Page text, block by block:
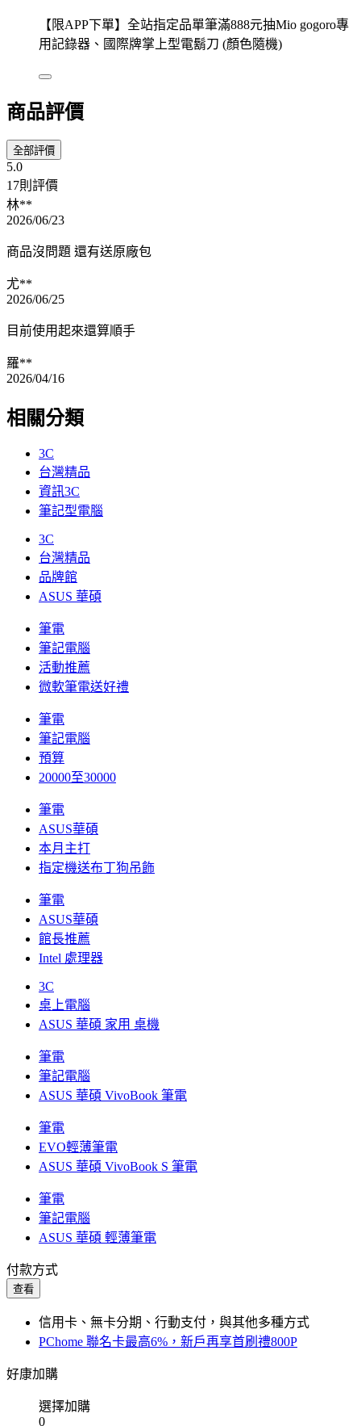
【限APP下單】全站指定品單筆滿888元抽Mio gogoro專
用記錄器、國際牌掌上型電鬍刀 (顏色隨機)
商品評價
全部評價
5.0
17則評價
林**
2026/06/23
商品沒問題 還有送原廠包
尤**
2026/06/25
目前使用起來還算順手
羅**
2026/04/16
相關分類
3C
台灣精品
資訊3C
筆記型電腦
3C
台灣精品
品牌館
ASUS 華碩
筆電
筆記電腦
活動推薦
微軟筆電送好禮
筆電
筆記電腦
預算
20000至30000
筆電
ASUS華碩
本月主打
指定機送布丁狗吊飾
筆電
ASUS華碩
館長推薦
Intel 處理器
3C
桌上電腦
ASUS 華碩 家用 桌機
筆電
筆記電腦
ASUS 華碩 VivoBook 筆電
筆電
EVO輕薄筆電
ASUS 華碩 VivoBook S 筆電
筆電
筆記電腦
ASUS 華碩 輕薄筆電
付款方式
查看
信用卡、無卡分期、行動支付，與其他多種方式
PChome 聯名卡最高6%，新戶再享首刷禮800P
好康加購
選擇加購
0